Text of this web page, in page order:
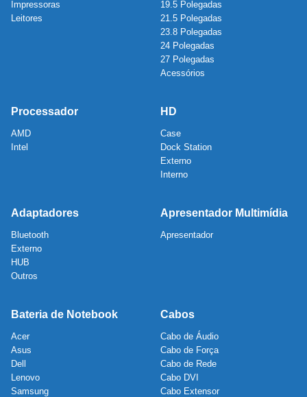
Impressoras
Leitores
19.5 Polegadas
21.5 Polegadas
23.8 Polegadas
24 Polegadas
27 Polegadas
Acessórios
Processador
AMD
Intel
HD
Case
Dock Station
Externo
Interno
Adaptadores
Bluetooth
Externo
HUB
Outros
Apresentador Multimídia
Apresentador
Bateria de Notebook
Acer
Asus
Dell
Lenovo
Samsung
Cabos
Cabo de Áudio
Cabo de Força
Cabo de Rede
Cabo DVI
Cabo Extensor